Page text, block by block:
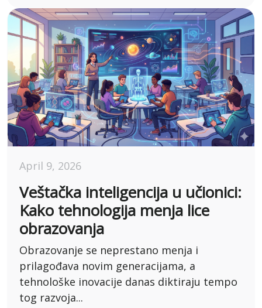
April 9, 2026
Veštačka inteligencija u učionici:
Kako tehnologija menja lice
obrazovanja
Obrazovanje se neprestano menja i
prilagođava novim generacijama, a
tehnološke inovacije danas diktiraju tempo
tog razvoja...